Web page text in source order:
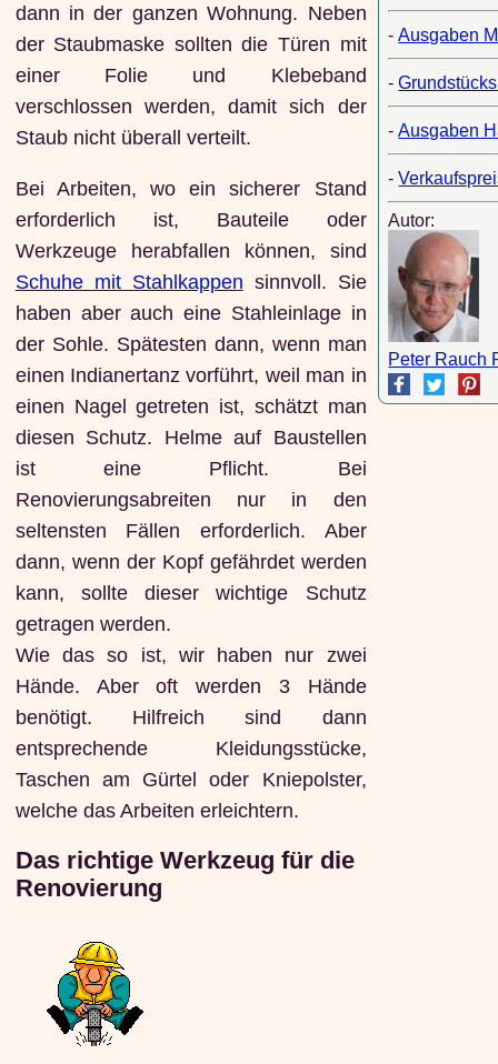
dann in der ganzen Wohnung. Neben
der Staubmaske sollten die Türen mit
einer Folie und Klebeband
verschlossen werden, damit sich der
Staub nicht überall verteilt.
Bei Arbeiten, wo ein sicherer Stand
erforderlich ist, Bauteile oder
Werkzeuge herabfallen können, sind
Schuhe mit Stahlkappen sinnvoll. Sie
haben aber auch eine Stahleinlage in
der Sohle. Spätesten dann, wenn man
einen Indianertanz vorführt, weil man in
einen Nagel getreten ist, schätzt man
diesen Schutz. Helme auf Baustellen
ist eine Pflicht. Bei
Renovierungsabreiten nur in den
seltensten Fällen erforderlich. Aber
dann, wenn der Kopf gefährdet werden
kann, sollte dieser wichtige Schutz
getragen werden.
Wie das so ist, wir haben nur zwei
Hände. Aber oft werden 3 Hände
benötigt. Hilfreich sind dann
entsprechende Kleidungsstücke,
Taschen am Gürtel oder Kniepolster,
welche das Arbeiten erleichtern.
Das richtige Werkzeug für die
Renovierung
-Ausgaben
-
-Ausgaben
-
Autor:
Peter Rauch